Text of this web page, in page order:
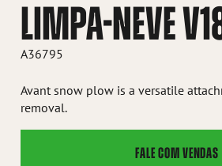
LIMPA-NEVE
A36795
Avant snow plow is a versatile
removal.
FALE COM VENDAS